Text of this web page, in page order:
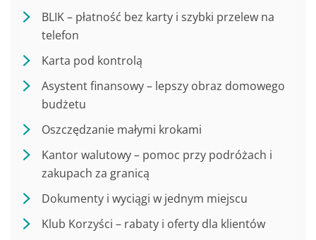
BLIK – płatność bez karty i szybki przelew na
telefon
Karta pod kontrolą
Asystent finansowy – lepszy obraz domowego
budżetu
Oszczędzanie małymi krokami
Kantor walutowy – pomoc przy podróżach i
zakupach za granicą
Dokumenty i wyciągi w jednym miejscu
Klub Korzyści – rabaty i oferty dla klientów